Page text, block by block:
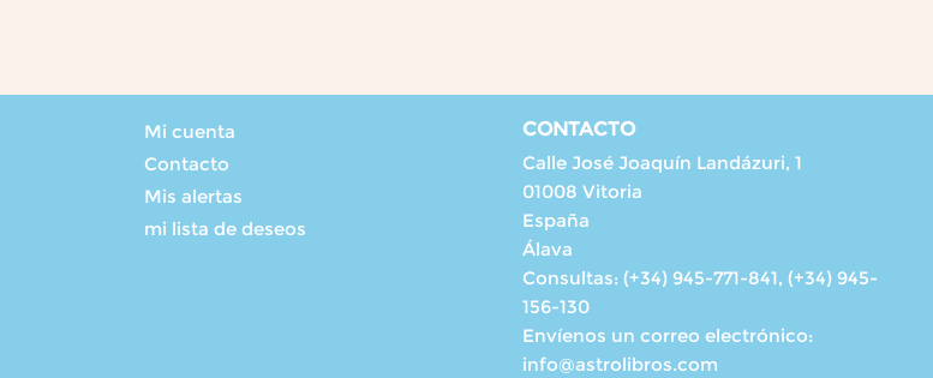
Mi cuenta
Contacto
Mis alertas
mi lista de deseos
CONTACTO
Calle José Joaquín Landázuri, 1
01008 Vitoria
España
Álava
Consultas: (+34) 945-771-841, (+34) 945-
156-130
Envíenos un correo electrónico:
info@astrolibros.com